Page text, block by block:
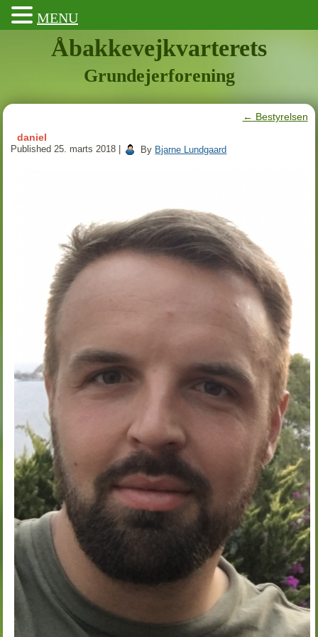
Åbakkevejkvarterets
Grundejerforening
← Bestyrelsen
daniel
Published 25. marts 2018 By Bjarne Lundgaard
MENU